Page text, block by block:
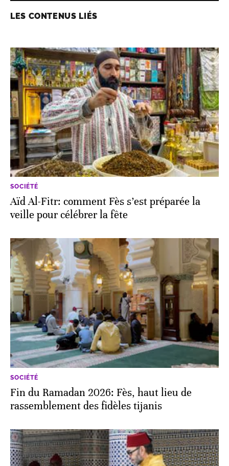
LES CONTENUS LIÉS
SOCIÉTÉ
Aïd Al-Fitr: comment Fès s’est préparée la
veille pour célébrer la fête
SOCIÉTÉ
Fin du Ramadan 2026: Fès, haut lieu de
rassemblement des fidèles tijanis